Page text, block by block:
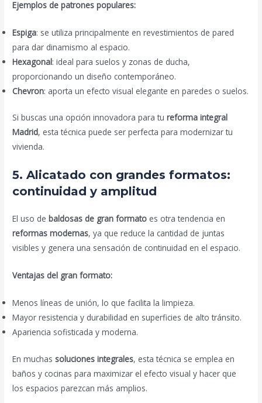
Ejemplos de patrones populares:
Espiga: se utiliza principalmente en revestimientos de pared
para dar dinamismo al espacio.
Hexagonal: ideal para suelos y zonas de ducha,
proporcionando un diseño contemporáneo.
Chevron: aporta un efecto visual elegante en paredes o suelos.
Si buscas una opción innovadora para tureforma integral
Madrid, esta técnica puede ser perfecta para modernizar tu
vivienda.
5. Alicatado con grandes formatos:
continuidad y amplitud
El uso de baldosas de gran formato es otra tendencia en
reformas modernas, ya que reduce la cantidad de juntas
visibles y genera una sensación de continuidad en el espacio.
Ventajas del gran formato:
Menos líneas de unión, lo que facilita la limpieza.
Mayor resistencia y durabilidad en superficies de alto tránsito.
Apariencia sofisticada y moderna.
En muchassoluciones integrales, esta técnica se emplea en
baños y cocinas para maximizar el efecto visual y hacer que
los espacios parezcan más amplios.